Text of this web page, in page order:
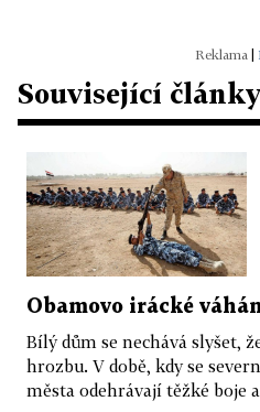
Související články
Obamovo irácké
Bílý dům se nechává slyšet,
hrozbu. V době, kdy se
města odehrávají těžké boje